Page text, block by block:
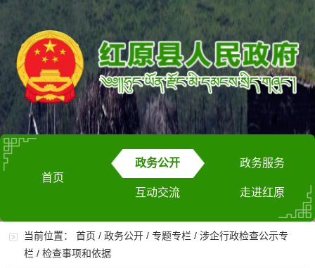
首页
政务公开 政务服务
互动交流 走进红原
当前位置：首页 /政务公开 /专题专栏 /涉企行政检查公示专
栏 /检查事项和依据